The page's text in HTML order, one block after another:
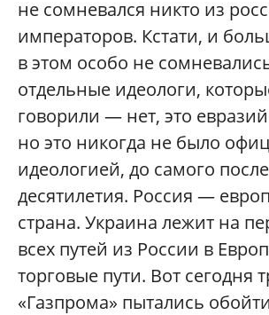
не сомневался никто из
императоров. Кстати, и
в этом особо не
отдельные идеологи,
говорили — нет, это
но это никогда не было
идеологией, до самого
десятилетия. Россия —
страна. Украина лежит на
всех путей из России в
торговые пути. Вот сегодня
«Газпрома» пытались